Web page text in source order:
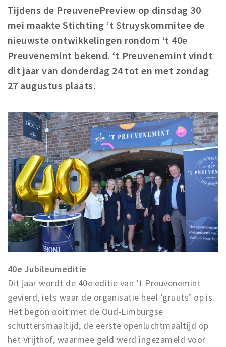
Winkelgebieden
Parkeren
Bezienswaardigheden
Musea, theaters & podia
Uitjes & activiteiten
Natuurgebieden
Baroniepoorten
Sport
Andere City Apps
Inloggen
Tijdens de PreuvenePreview op dinsdag 30
mei maakte Stichting ’t Struyskommitee de
nieuwste ontwikkelingen rondom ‘t 40e
Preuvenemint bekend. ‘t Preuvenemint vindt
dit jaar van donderdag 24 tot en met zondag
27 augustus plaats.
40e Jubileumeditie
Dit jaar wordt de 40e editie van ’t Preuvenemint
gevierd, iets waar de organisatie heel ‘gruuts’ op is.
Het begon ooit met de Oud-Limburgse
schuttersmaaltijd, de eerste openluchtmaaltijd op
het Vrijthof, waarmee geld werd ingezameld voor